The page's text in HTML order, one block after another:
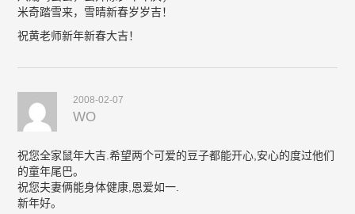
米奇踏雪来，雪晴新春岁岁吉！
祝黄老师新年新春大吉！
2008-02-07
WO
祝您全家鼠年大吉.希望两个可爱的豆子都能开心,安心的度过他们
的童年尾巴。
祝您夫妻俩能身体健康,恩爱如一.
新年好。